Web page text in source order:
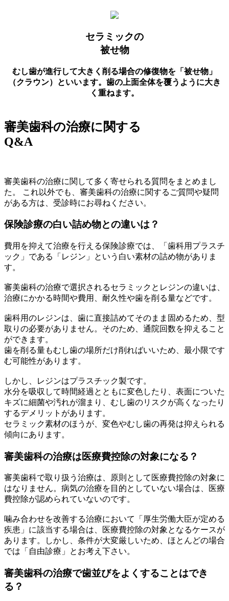
セラミックの
被せ物
むし歯が進行して大きく削る場合の修復物を「被せ物」
（クラウン）といいます。歯の上面全体を覆うように大き
く重ねます。
審美歯科の治療に関する
Q&A
審美歯科の治療に関して多く寄せられる質問をまとめまし
た。 これ以外でも、審美歯科の治療に関するご質問や疑問
がある方は、受診時にお尋ねください。
保険診療の白い詰め物との違いは？
費用を抑えて治療を行える保険診療では、「歯科用プラスチ
ック」である「レジン」という白い素材の詰め物がありま
す。
審美歯科の治療で選択されるセラミックとレジンの違いは、
治療にかかる時間や費用、耐久性や歯を削る量などです。
歯科用のレジンは、歯に直接詰めてそのまま固めるため、型
取りの必要がありません。そのため、通院回数を抑えること
ができます。
歯を削る量もむし歯の場所だけ削ればいいため、最小限です
む可能性があります。
しかし、レジンはプラスチック製です。
水分を吸収して時間経過とともに変色したり、表面についた
キズに細菌や汚れが溜まり、むし歯のリスクが高くなったり
するデメリットがあります。
セラミック素材のほうが、変色やむし歯の再発は抑えられる
傾向にあります。
審美歯科の治療は医療費控除の対象になる？
審美歯科で取り扱う治療は、原則として医療費控除の対象に
はなりません。病気の治療を目的としていない場合は、医療
費控除が認められていないのです。
噛み合わせを改善する治療において「厚生労働大臣が定める
疾患」に該当する場合は、医療費控除の対象となるケースが
あります。しかし、条件が大変厳しいため、ほとんどの場合
では「自由診療」とお考え下さい。
審美歯科の治療で歯並びをよくすることはでき
る？